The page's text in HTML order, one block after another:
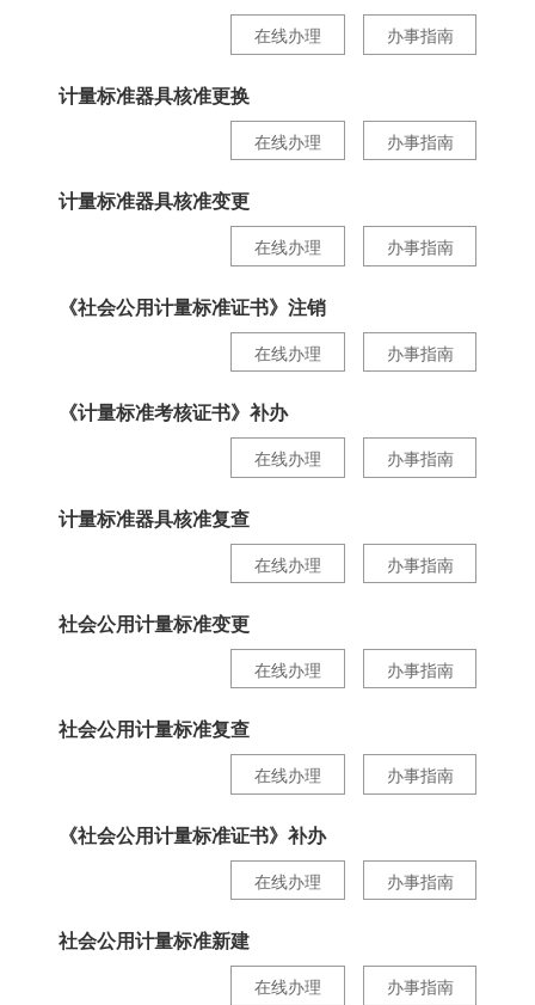
办事指南
在线办理
计量标准器具核准更换
办事指南
在线办理
计量标准器具核准变更
办事指南
在线办理
《社会公用计量标准证书》注销
办事指南
在线办理
《计量标准考核证书》补办
办事指南
在线办理
计量标准器具核准复查
办事指南
在线办理
社会公用计量标准变更
办事指南
在线办理
社会公用计量标准复查
办事指南
在线办理
《社会公用计量标准证书》补办
办事指南
在线办理
社会公用计量标准新建
办事指南
在线办理